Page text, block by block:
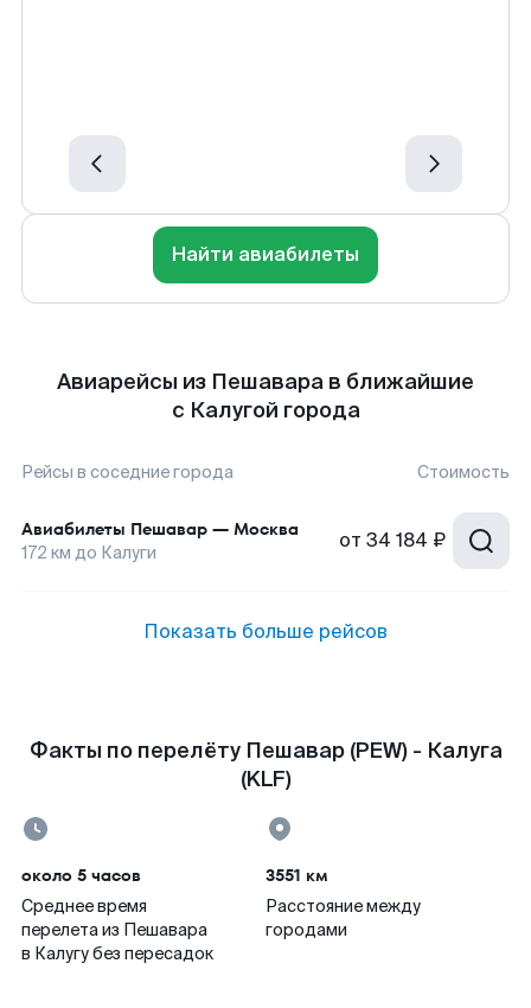
Найти авиабилеты
Авиарейсы из Пешавара в ближайшие
с Калугой города
Рейсы в соседние города Стоимость
Авиабилеты Пешавар — Москва
172 км до Калуги от 34 184 ₽
Показать больше рейсов
Факты по перелёту Пешавар (PEW) - Калуга
(KLF)
около 5 часов
Среднее время
перелета из Пешавара
в Калугу без пересадок
3551 км
Расстояние между
городами